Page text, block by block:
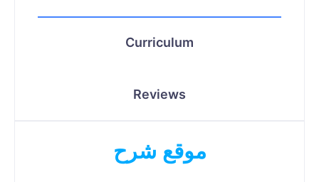
Curriculum
Reviews
موقع شرح